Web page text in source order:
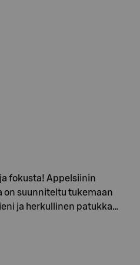
fokusta! Appelsiinin
on suunniteltu tukemaan
ja herkullinen patukka…